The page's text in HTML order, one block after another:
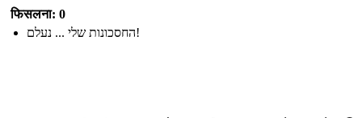
फिसलना: 0
החסכונות שלי ... נעלם!